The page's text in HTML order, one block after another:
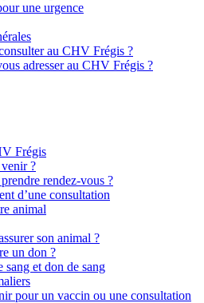
une urgence
au CHV Frégis ?
adresser au CHV Frégis ?
Frégis
?
rendez-vous ?
d’une consultation
animal
son animal ?
un don ?
sang et don de sang
pour un vaccin ou une consultation